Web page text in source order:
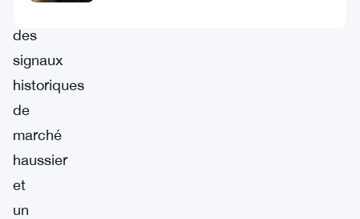
des
signaux
historiques
de
marché
haussier
et
un